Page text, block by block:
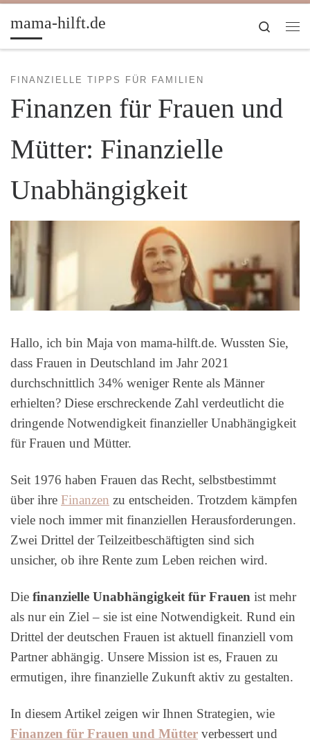
Zum Inhalt springen
mama-hilft.de
Search
FINANZIELLE TIPPS FÜR FAMILIEN
Finanzen für Frauen und
Mütter: Finanzielle
Unabhängigkeit
Hallo, ich bin Maja von mama-hilft.de. Wussten Sie,
dass Frauen in Deutschland im Jahr 2021
durchschnittlich 34% weniger Rente als Männer
erhielten? Diese erschreckende Zahl verdeutlicht die
dringende Notwendigkeit finanzieller Unabhängigkeit
für Frauen und Mütter.
Seit 1976 haben Frauen das Recht, selbstbestimmt
über ihre Finanzen zu entscheiden. Trotzdem kämpfen
viele noch immer mit finanziellen Herausforderungen.
Zwei Drittel der Teilzeitbeschäftigten sind sich
unsicher, ob ihre Rente zum Leben reichen wird.
Die finanzielle Unabhängigkeit für Frauen ist mehr
als nur ein Ziel – sie ist eine Notwendigkeit. Rund ein
Drittel der deutschen Frauen ist aktuell finanziell vom
Partner abhängig. Unsere Mission ist es, Frauen zu
ermutigen, ihre finanzielle Zukunft aktiv zu gestalten.
In diesem Artikel zeigen wir Ihnen Strategien, wie
Finanzen für Frauen und Mütter verbessert und